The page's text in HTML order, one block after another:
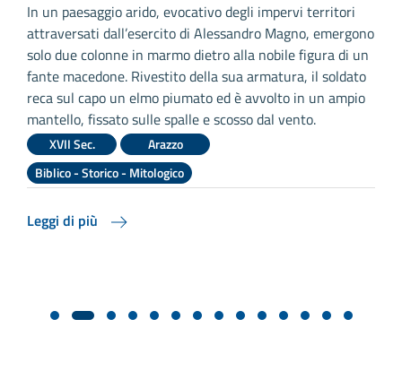
In un paesaggio arido, evocativo degli impervi territori
attraversati dall’esercito di Alessandro Magno, emergono
solo due colonne in marmo dietro alla nobile figura di un
fante macedone. Rivestito della sua armatura, il soldato
reca sul capo un elmo piumato ed è avvolto in un ampio
mantello, fissato sulle spalle e scosso dal vento.
XVII Sec.
Arazzo
Biblico - Storico - Mitologico
Leggi di più